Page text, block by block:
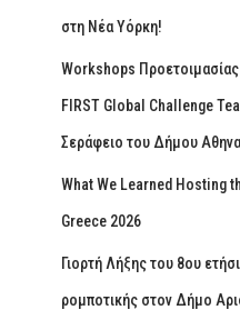
στη Νέα Υόρκη!
Workshops
FIRST Global Challenge
Σεράφειο του Δήμου
What We Learned Hosting
Greece 2026
Γιορτή Λήξης του 8ου
ρομποτικής στον Δήμο